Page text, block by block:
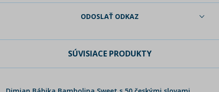
ODOSLAŤ ODKAZ
SÚVISIACE PRODUKTY